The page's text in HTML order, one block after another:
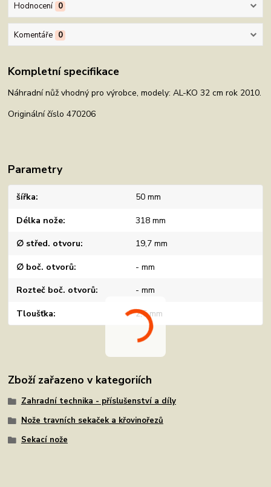
Hodnocení 0
Komentáře 0
Kompletní specifikace
Náhradní nůž vhodný pro výrobce, modely: AL-KO 32 cm rok 2010.
Originální číslo 470206
Parametry
šířka 50 mm
Délka nože 318 mm
∅ střed. otvoru 19,7 mm
∅ boč. otvorů - mm
Rozteč boč. otvorů - mm
Tloušťka 2,5 mm
Zboží zařazeno v kategoriích
Zahradní technika - příslušenství a díly
Nože travních sekaček a křovinořezů
Sekací nože